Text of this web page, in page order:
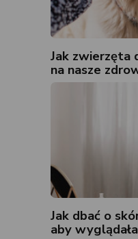
Jak zwierzęta
na nasze
Jak dbać o
aby